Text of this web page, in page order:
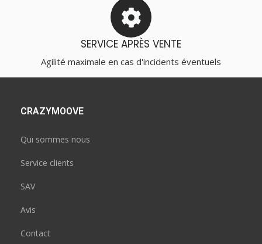
SERVICE APRÈS VENTE
Agilité maximale en cas d'incidents éventuels
CRAZYMOOVE
Qui sommes nous
Service clients
SAV
Avis
Contact